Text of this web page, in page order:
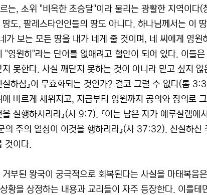
는, 소위 "비옥한 초승달"이라 불리는 광활한 지역이
땅도, 팔레스타인인들의 땅도 아니다. 하나님께서는 이
네가 보는 모든 땅을 내가 네게 줄 것이며, 네 씨에게 영
"영원히"라는 단어를 없애려고 혈안이 되어 있다. 이들
지 못한다. 사실 깨닫지 못하는 것이 아니라 믿고 싶지
실하심』이 무효화되는 것인가? 결코 그럴 수 없다(롬
에 바르게 세워지고, 지금부터 영원까지 공의와 정의로
을 실행하시리라』(사 9:7). 『이는 남은 자가 예루살렘
의 주의 열성이 이것을 행하리라』(사 37:32). 신실하
것이다.
거부된 왕국이 궁극적으로 회복된다는 사실을 마태복음
황을 상정하는 내용과 교리들이 자주 등장한다. 이를